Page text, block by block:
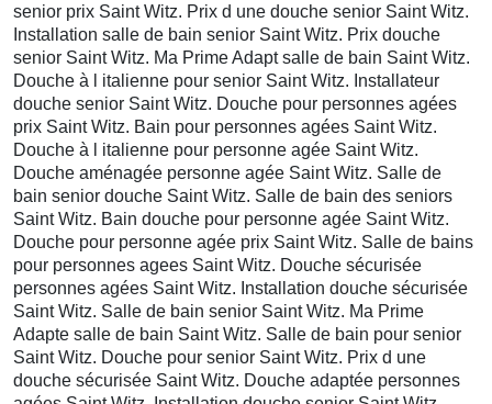
senior prix Saint Witz. Prix d une douche senior Saint Witz.
Installation salle de bain senior Saint Witz. Prix douche
senior Saint Witz. Ma Prime Adapt salle de bain Saint Witz.
Douche à l italienne pour senior Saint Witz. Installateur
douche senior Saint Witz. Douche pour personnes agées
prix Saint Witz. Bain pour personnes agées Saint Witz.
Douche à l italienne pour personne agée Saint Witz.
Douche aménagée personne agée Saint Witz. Salle de
bain senior douche Saint Witz. Salle de bain des seniors
Saint Witz. Bain douche pour personne agée Saint Witz.
Douche pour personne agée prix Saint Witz. Salle de bains
pour personnes agees Saint Witz. Douche sécurisée
personnes agées Saint Witz. Installation douche sécurisée
Saint Witz. Salle de bain senior Saint Witz. Ma Prime
Adapte salle de bain Saint Witz. Salle de bain pour senior
Saint Witz. Douche pour senior Saint Witz. Prix d une
douche sécurisée Saint Witz. Douche adaptée personnes